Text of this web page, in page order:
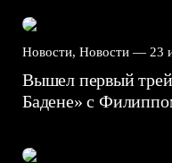
Новости, Новости — 23
Вышел первый
Бадене» с